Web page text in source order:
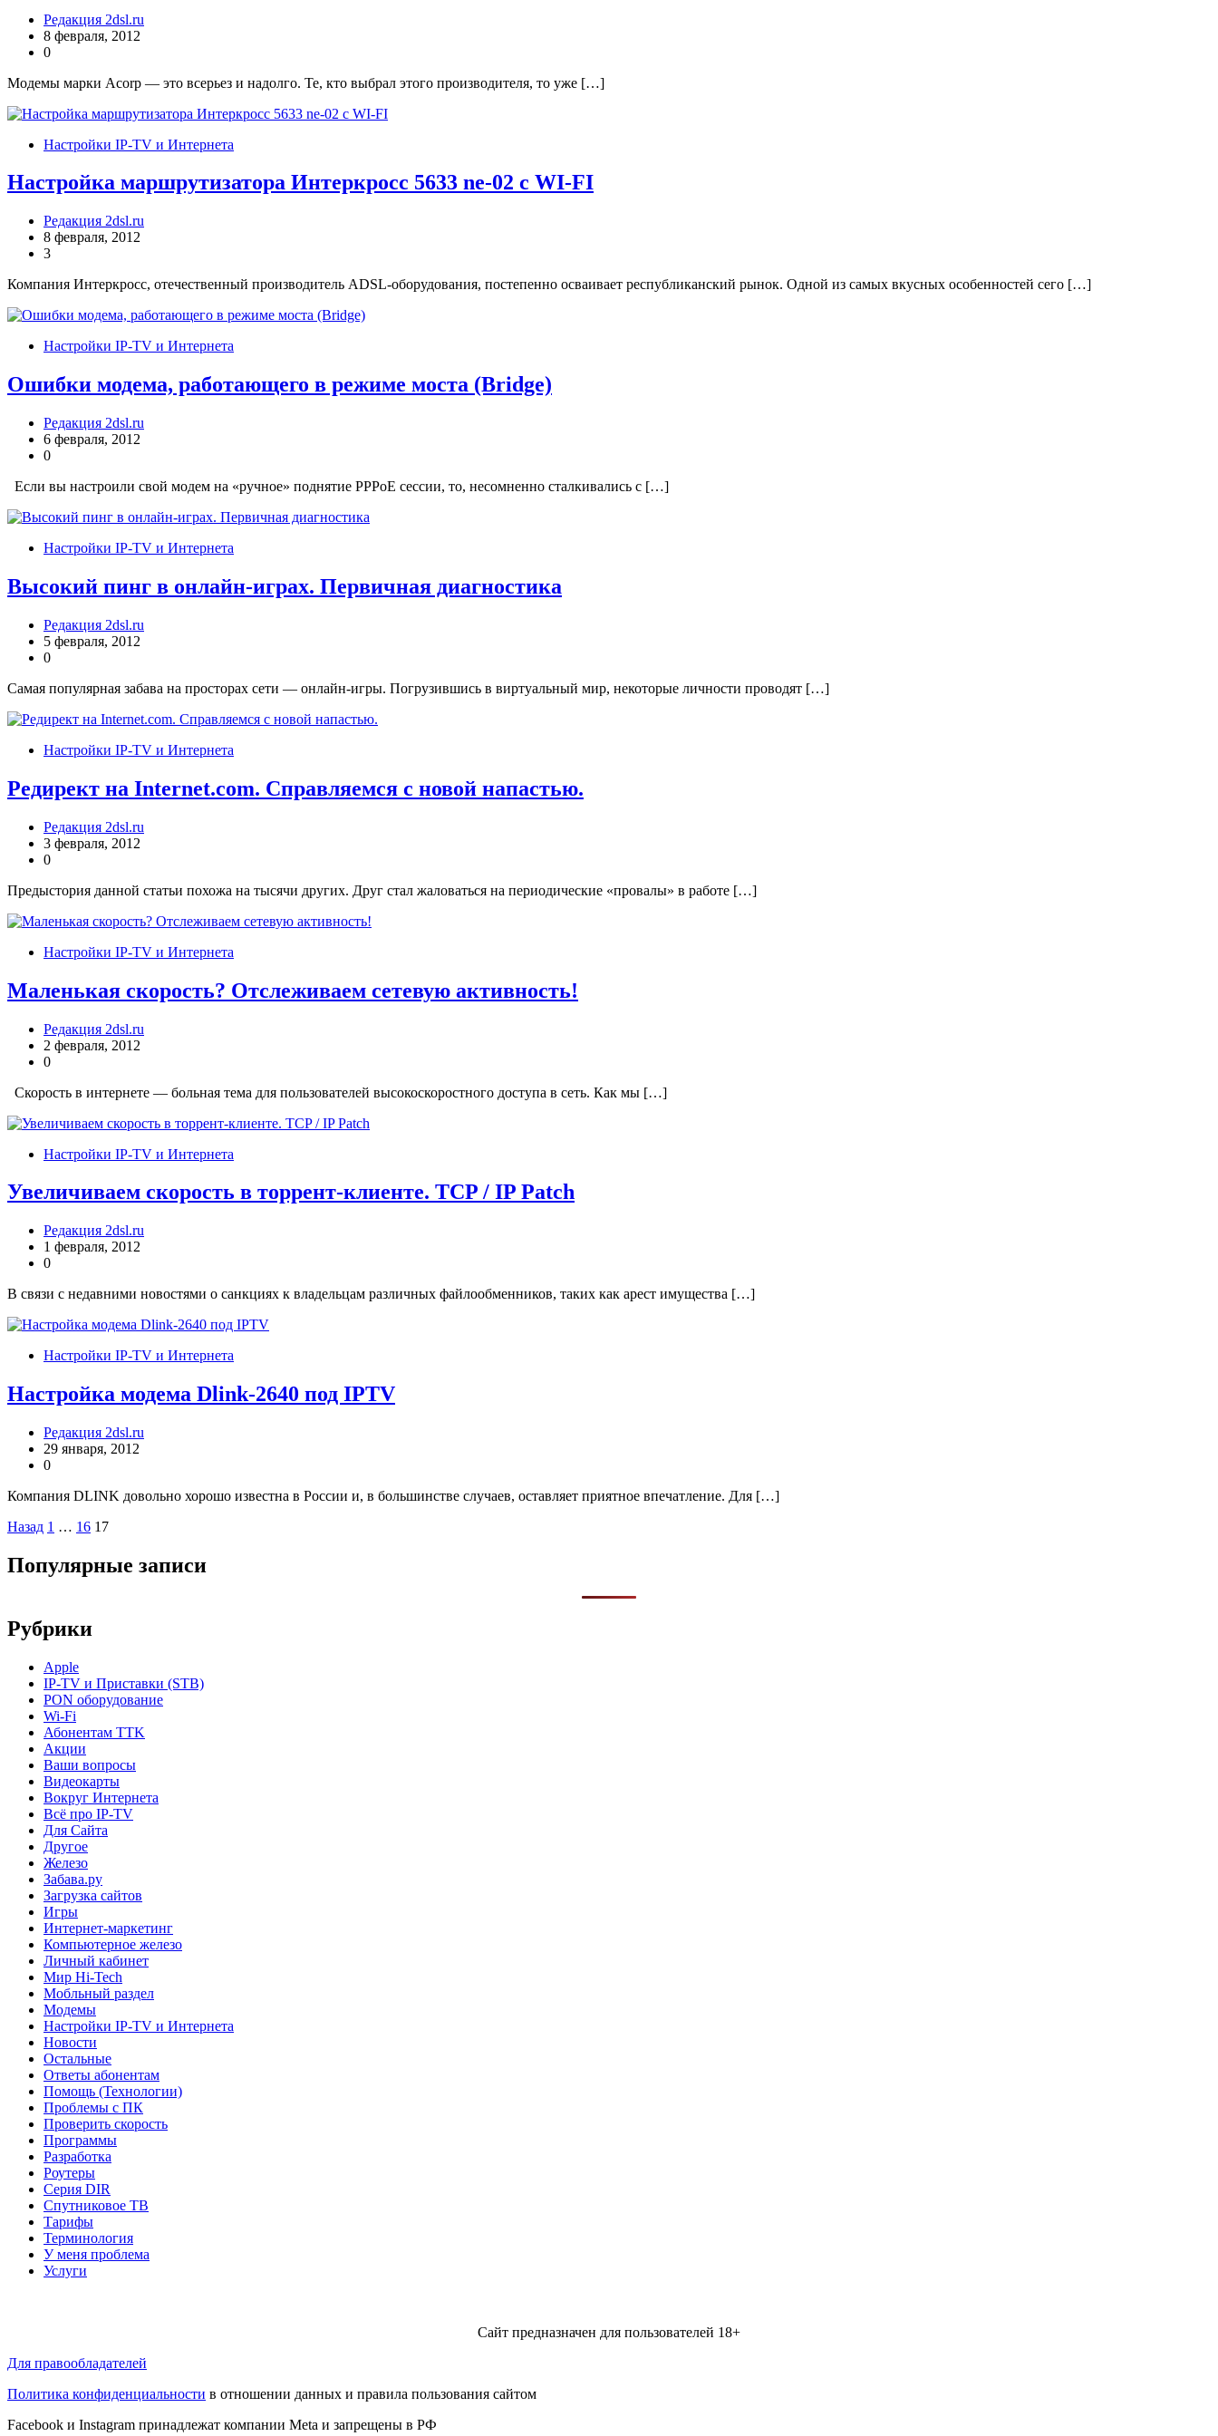
Редакция 2dsl.ru
8 февраля, 2012
0
Модемы марки Acorp — это всерьез и надолго. Те, кто выбрал этого производителя, то уже […]
Настройки IP-TV и Интернета
Настройка маршрутизатора Интеркросс 5633 ne-02 c WI-FI
Редакция 2dsl.ru
8 февраля, 2012
3
Компания Интеркросс, отечественный производитель ADSL-оборудования, постепенно осваивает республиканский рынок. Одной из самых вкусных особенностей сего […]
Настройки IP-TV и Интернета
Ошибки модема, работающего в режиме моста (Bridge)
Редакция 2dsl.ru
6 февраля, 2012
0
Если вы настроили свой модем на «ручное» поднятие PPPoE сессии, то, несомненно сталкивались с […]
Настройки IP-TV и Интернета
Высокий пинг в онлайн-играх. Первичная диагностика
Редакция 2dsl.ru
5 февраля, 2012
0
Самая популярная забава на просторах сети — онлайн-игры. Погрузившись в виртуальный мир, некоторые личности проводят […]
Настройки IP-TV и Интернета
Редирект на Internet.com. Справляемся с новой напастью.
Редакция 2dsl.ru
3 февраля, 2012
0
Предыстория данной статьи похожа на тысячи других. Друг стал жаловаться на периодические «провалы» в работе […]
Настройки IP-TV и Интернета
Маленькая скорость? Отслеживаем сетевую активность!
Редакция 2dsl.ru
2 февраля, 2012
0
Скорость в интернете — больная тема для пользователей высокоскоростного доступа в сеть. Как мы […]
Настройки IP-TV и Интернета
Увеличиваем скорость в торрент-клиенте. TCP / IP Patch
Редакция 2dsl.ru
1 февраля, 2012
0
В связи с недавними новостями о санкциях к владельцам различных файлообменников, таких как арест имущества […]
Настройки IP-TV и Интернета
Настройка модема Dlink-2640 под IPTV
Редакция 2dsl.ru
29 января, 2012
0
Компания DLINK довольно хорошо известна в России и, в большинстве случаев, оставляет приятное впечатление. Для […]
Пагинация
записей
Назад 1 … 16 17
Популярные записи
Рубрики
Apple
IP-TV и Приставки (STB)
PON оборудование
Wi-Fi
Абонентам TTK
Акции
Ваши вопросы
Видеокарты
Вокруг Интернета
Всё про IP-TV
Для Сайта
Другое
Железо
Забава.ру
Загрузка сайтов
Игры
Интернет-маркетинг
Компьютерное железо
Личный кабинет
Мир Hi-Tech
Мобльный раздел
Модемы
Настройки IP-TV и Интернета
Новости
Остальные
Ответы абонентам
Помощь (Технологии)
Проблемы с ПК
Проверить скорость
Программы
Разработка
Роутеры
Серия DIR
Спутниковое ТВ
Тарифы
Терминология
У меня проблема
Услуги
Сайт предназначен для пользователей 18+
Для правообладателей
Политика конфиденциальности в отношении данных и правила пользования сайтом
Facebook и Instagram принадлежат компании Metа и запрещены в РФ